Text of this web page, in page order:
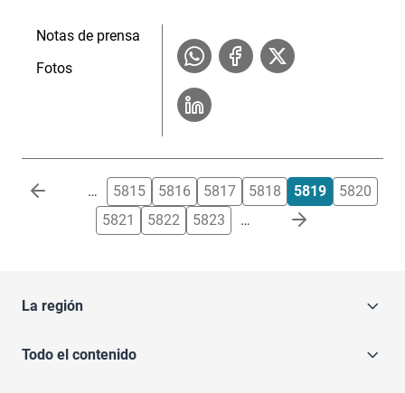
Notas de prensa
Fotos
Paginación … 5815 5816 5817 5818 5819
5820
5821
5822 5823 …
La región
Todo el contenido